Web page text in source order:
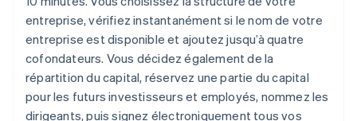
entreprise, vérifiez instantanément si le nom de votre
entreprise est disponible et ajoutez jusqu’à quatre
cofondateurs. Vous décidez également de la
répartition du capital, réservez une partie du capital
pour les futurs investisseurs et employés, nommez les
dirigeants, puis signez électroniquement tous vos